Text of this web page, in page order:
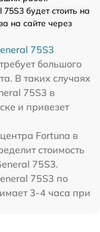
будет стоить на
на сайте через
75S3
большого
В таких случаях
75S3 в
и привезет
Fortuna в
стоимость
75S3.
75S3 по
3-4 часа при